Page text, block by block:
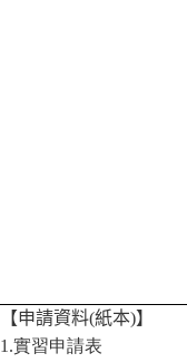
【申請資料(紙本)】
1.實習申請表